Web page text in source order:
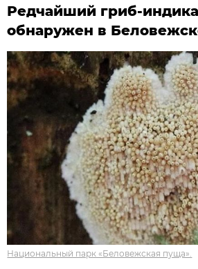
Редчайший гриб-
обнаружен в
Национальный парк «Беловежская пуща».